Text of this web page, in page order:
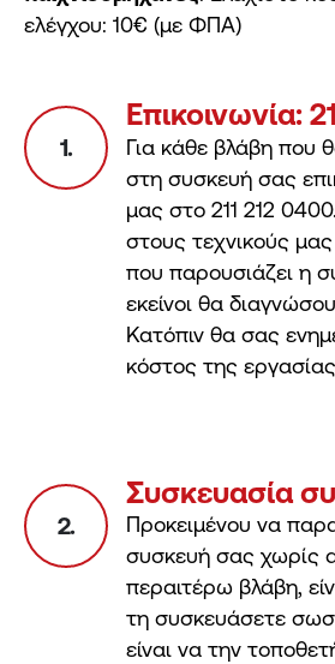
ελέγχου: 10€ (με ΦΠΑ)
1.
Επικοινωνία:
Για κάθε βλάβη που
στη συσκευή σας
μας στο 211 212
στους τεχνικούς
που παρουσιάζει η
εκείνοι θα
Κατόπιν θα σας
κόστος της
2.
Συσκευασία
Προκειμένου να
συσκευή σας χωρίς
περαιτέρω βλάβη,
τη συσκευάσετε
είναι να την